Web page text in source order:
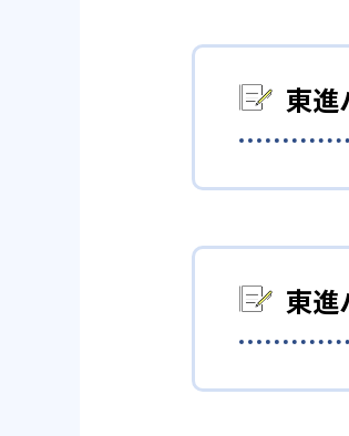
東進ハイス
どんどん先
を最短1週間
02
東進ハイス
東進
高校生
標について
全国にある
東進
どんなメ